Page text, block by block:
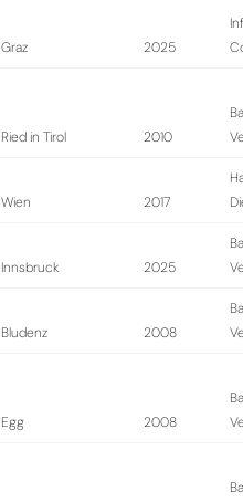
Graz 2025
Ried in Tirol 2010
Wien 2017
Innsbruck 2025
Bludenz 2008
Egg 2008